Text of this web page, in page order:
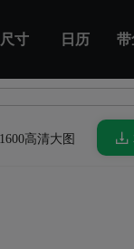
尺寸 日历 带
高清大图